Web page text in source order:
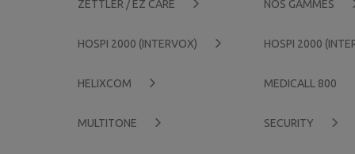
ZETTLER / EZ CARE
HOSPI 2000 (INTERVOX)
HELIXCOM
MULTITONE
NOS GAMMES
HOSPI 2000
MEDICALL 800
SECURITY